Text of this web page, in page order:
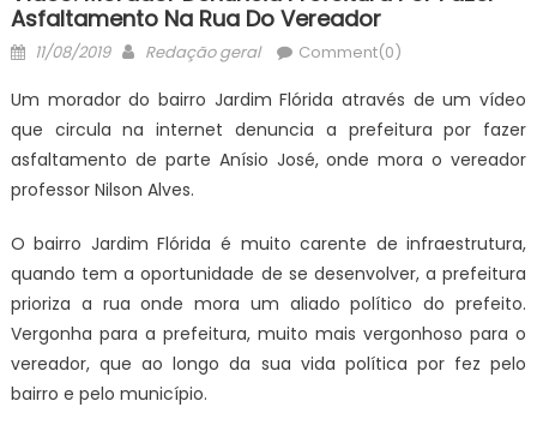
Asfaltamento Na Rua Do Vereador
Posted
11/08/2019 Author
Redação geral Comment(0)
Um morador do bairro Jardim Flórida através de um vídeo
que circula na internet denuncia a prefeitura por fazer
asfaltamento de parte Anísio José, onde mora o vereador
professor Nilson Alves.
O bairro Jardim Flórida é muito carente de infraestrutura,
quando tem a oportunidade de se desenvolver, a prefeitura
prioriza a rua onde mora um aliado político do prefeito.
Vergonha para a prefeitura, muito mais vergonhoso para o
vereador, que ao longo da sua vida política por fez pelo
bairro e pelo município.